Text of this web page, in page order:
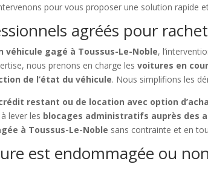
pour vous proposer une solution rapide
agréés pour
véhicule gagé à Toussus-Le-Noble,
nous prenons en charge lesvoitures en
de l’état du véhicule. Nous simplifions les
restant ou de location avec option
lever les blocages administratifs auprès des
à Toussus-Le-Noble sans contrainte et en
est endommagée ou